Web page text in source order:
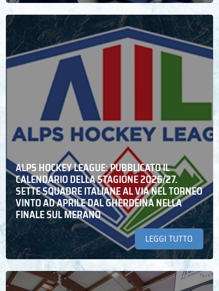
ALPS HOCKEY LEAGUE: PUBBLICATO IL
CALENDARIO DELLA STAGIONE 2026/27.
SETTE SQUADRE ITALIANE AL VIA NEL TORNEO
VINTO AD APRILE DAL GHERDEINA NELLA
FINALE SUL MERANO
LEGGI TUTTO